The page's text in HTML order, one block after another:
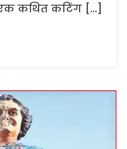
कथित कटिंग […]